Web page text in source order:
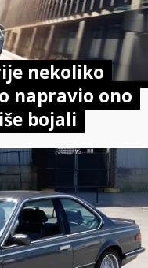
nekoliko
napravio ono
bojali